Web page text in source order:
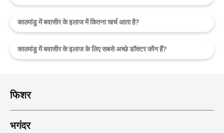
काठमांडू में बवासीर के इलाज में कितना खर्च आता है?
काठमांडू में बवासीर के इलाज के लिए सबसे अच्छे डॉक्टर कौन हैं?
फिशर
भगंदर